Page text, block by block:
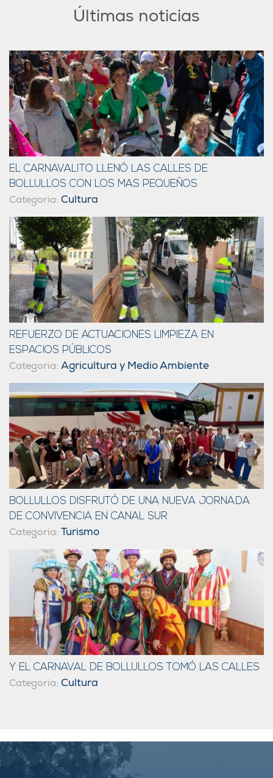
Últimas noticias
EL CARNAVALITO LLENÓ LAS CALLES DE
BOLLULLOS CON LOS MAS PEQUEÑOS
Categoria: Cultura
REFUERZO DE ACTUACIONES LIMPIEZA EN
ESPACIOS PÚBLICOS
Categoria: Agricultura y Medio Ambiente
BOLLULLOS DISFRUTÓ DE UNA NUEVA JORNADA
DE CONVIVENCIA EN CANAL SUR
Categoria: Turismo
Y EL CARNAVAL DE BOLLULLOS TOMÓ LAS CALLES
Categoria: Cultura